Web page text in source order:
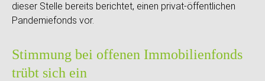
dieser Stelle bereits berichtet, einen privat-öffentlichen
Pandemiefonds vor.
Stimmung bei offenen Immobilienfonds
trübt sich ein